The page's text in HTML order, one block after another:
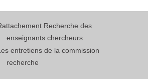
Recherche des
enseignants chercheurs
entretiens de la commission
recherche